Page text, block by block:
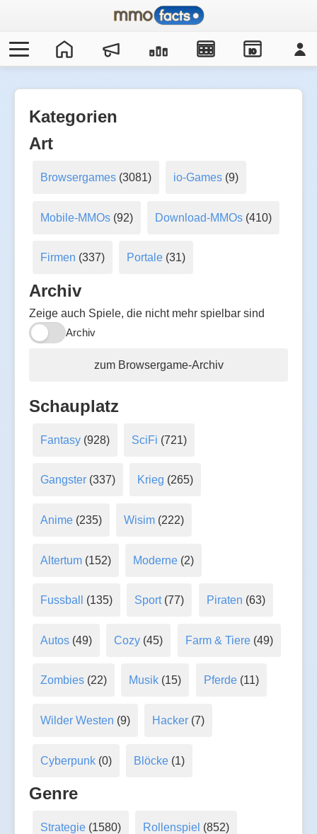
IO
Kategorien
Art
Browsergames(3081) io-Games (9)
Mobile-MMOs(92) Download-MMOs (410)
Firmen (337) Portale (31)
Archiv
Zeige auch Spiele, die nicht mehr spielbar sind
Archiv
zum Browsergame-Archiv
Schauplatz
Fantasy(928) SciFi (721)
Gangster(337) Krieg (265)
Anime(235) Wisim (222)
Altertum(152) Moderne (2)
Fussball (135) Sport(77) Piraten (63)
Autos(49) Cozy (45) Farm & Tiere(49)
Zombies(22) Musik (15) Pferde(11)
Wilder Westen (9) Hacker (7)
Cyberpunk(0) Blöcke (1)
Genre
Strategie(1580) Rollenspiel (852)